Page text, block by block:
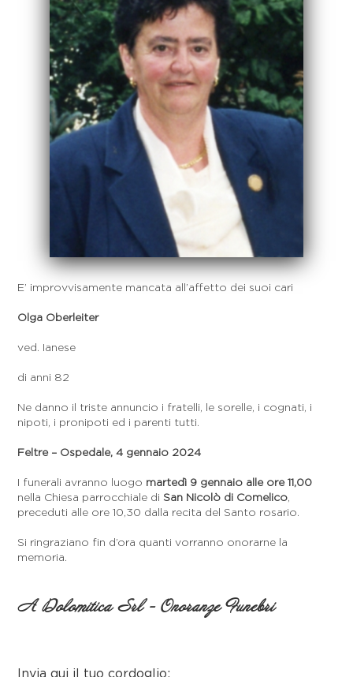
E’ improvvisamente mancata all’affetto dei suoi cari
Olga Oberleiter
ved. Ianese
di anni 82
Ne danno il triste annuncio i fratelli, le sorelle, i cognati, i
nipoti, i pronipoti ed i parenti tutti.
Feltre – Ospedale, 4 gennaio 2024
I funerali avranno luogo martedì 9 gennaio alle ore 11,00
nella Chiesa parrocchiale diSan Nicolò di Comelico
preceduti alle ore 10,30 dalla recita del Santo rosario.
Si ringraziano fin d’ora quanti vorranno onorarne la
memoria.
A Dolomitica Srl - Onoranze Funebri
Invia qui il tuo cordoglio: